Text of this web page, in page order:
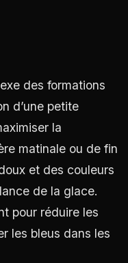
des formations
d’une petite
la
matinale ou de fin
et des couleurs
de la glace.
pour réduire les
les bleus dans les